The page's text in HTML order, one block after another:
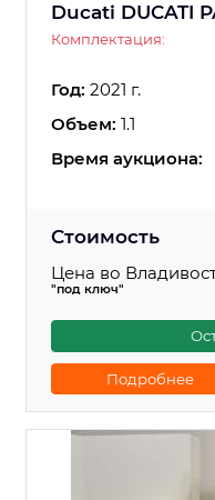
Ducati DUCATI
Комплектация:
Год: 2021 г.
Объем: 1.1
Время аукциона:
Стоимость
Цена во
"под ключ"
Подробнее